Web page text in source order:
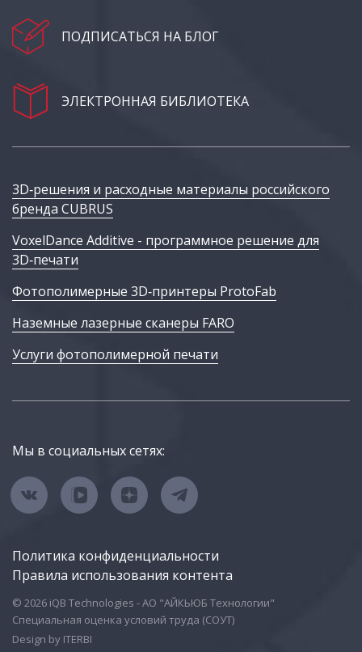
ПОДПИСАТЬСЯ НА БЛОГ
ЭЛЕКТРОННАЯ БИБЛИОТЕКА
3D‑решения и расходные материалы российского
бренда CUBRUS
VoxelDance Additive - программное решение для
3D‑печати
Фотополимерные 3D‑принтеры ProtoFab
Наземные лазерные сканеры FARO
Услуги фотополимерной печати
Мы в социальных сетях:
Политика конфиденциальности
Правила использования контента
© 2026 iQB Technologies - АО "АЙКЬЮБ Технологии"
Специальная оценка условий труда (СОУТ)
Design by ITERBI